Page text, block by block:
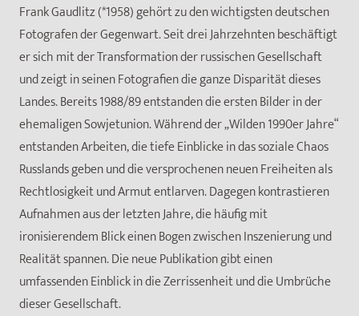
Frank Gaudlitz (*1958) gehört zu den wichtigsten deutschen
Fotografen der Gegenwart. Seit drei Jahrzehnten beschäftigt
er sich mit der Transformation der russischen Gesellschaft
und zeigt in seinen Fotografien die ganze Disparität dieses
Landes. Bereits 1988/89 entstanden die ersten Bilder in der
ehemaligen Sowjetunion. Während der „Wilden 1990er Jahre“
entstanden Arbeiten, die tiefe Einblicke in das soziale Chaos
Russlands geben und die versprochenen neuen Freiheiten als
Rechtlosigkeit und Armut entlarven. Dagegen kontrastieren
Aufnahmen aus der letzten Jahre, die häufig mit
ironisierendem Blick einen Bogen zwischen Inszenierung und
Realität spannen. Die neue Publikation gibt einen
umfassenden Einblick in die Zerrissenheit und die Umbrüche
dieser Gesellschaft.